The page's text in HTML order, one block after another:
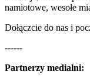
namiotowe, wesołe
Dołączcie do nas i
------
Partnerzy medialni: